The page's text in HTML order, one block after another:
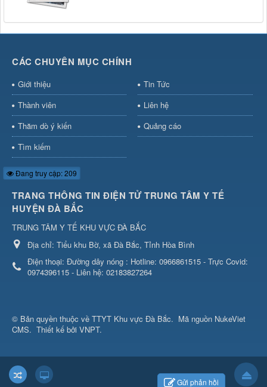
CÁC CHUYÊN MỤC CHÍNH
Giới thiệu
Tin Tức
Thành viên
Liên hệ
Thăm dò ý kiến
Quảng cáo
Tìm kiếm
Đang truy cập: 209
TRANG THÔNG TIN ĐIỆN TỬ TRUNG TÂM Y TẾ
HUYỆN ĐÀ BẮC
TRUNG TÂM Y TẾ KHU VỰC ĐÀ BẮC
Địa chỉ: Tiểu khu Bờ, xã Đà Bắc, Tỉnh Hòa Bình
Điện thoại: Đường dây nóng : Hotline: 0966861515 - Trực Covid:
0974396115 - Liên hệ: 02183827264
Gửi phản hồi
© Bản quyền thuộc về TTYT Khu vực Đà Bắc. Mã nguồn NukeViet
CMS. Thiết kế bởi VNPT.